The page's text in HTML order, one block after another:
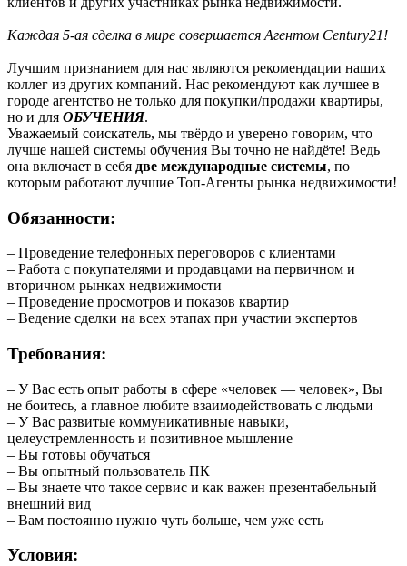
Каждая 5-ая сделка в мире совершается Агентом Century21!
Лучшим признанием для нас являются рекомендации наших
коллег из других компаний. Нас рекомендуют как лучшее в
городе агентство не только для покупки/продажи квартиры,
но и для ОБУЧЕНИЯ.
Уважаемый соискатель, мы твёрдо и уверено говорим, что
лучше нашей системы обучения Вы точно не найдёте! Ведь
она включает в себя две международные системы, по
которым работают лучшие Топ-Агенты рынка недвижимости!
Обязанности:
– Проведение телефонных переговоров с клиентами
– Работа с покупателями и продавцами на первичном и
вторичном рынках недвижимости
– Проведение просмотров и показов квартир
– Ведение сделки на всех этапах при участии экспертов
Требования:
– У Вас есть опыт работы в сфере «человек — человек», Вы
не боитесь, а главное любите взаимодействовать с людьми
– У Вас развитые коммуникативные навыки,
целеустремленность и позитивное мышление
– Вы готовы обучаться
– Вы опытный пользователь ПК
– Вы знаете что такое сервис и как важен презентабельный
внешний вид
– Вам постоянно нужно чуть больше, чем уже есть
Условия: